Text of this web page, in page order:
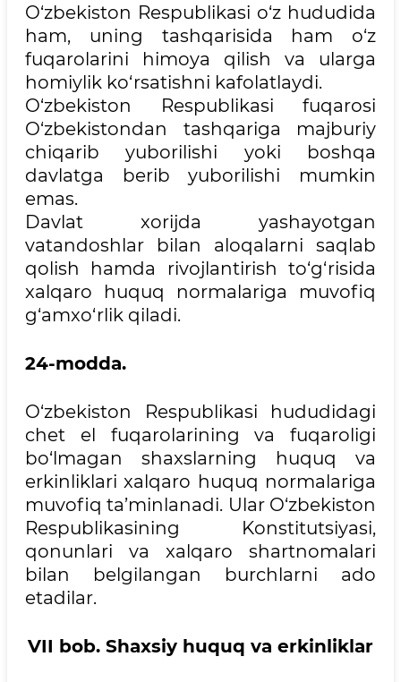
O‘zbekiston Respublikasi o‘z hududida
ham, uning tashqarisida ham o‘z
fuqarolarini himoya qilish va ularga
homiylik ko‘rsatishni kafolatlaydi.
O‘zbekiston Respublikasi fuqarosi
O‘zbekistondan tashqariga majburiy
chiqarib yuborilishi yoki boshqa
davlatga berib yuborilishi mumkin
emas.
Davlat xorijda yashayotgan
vatandoshlar bilan aloqalarni saqlab
qolish hamda rivojlantirish to‘g‘risida
xalqaro huquq normalariga muvofiq
g‘amxo‘rlik qiladi.
24-modda.
O‘zbekiston Respublikasi hududidagi
chet el fuqarolarining va fuqaroligi
bo‘lmagan shaxslarning huquq va
erkinliklari xalqaro huquq normalariga
muvofiq ta’minlanadi. Ular O‘zbekiston
Respublikasining Konstitutsiyasi,
qonunlari va xalqaro shartnomalari
bilan belgilangan burchlarni ado
etadilar.
VII bob. Shaxsiy huquq va erkinliklar